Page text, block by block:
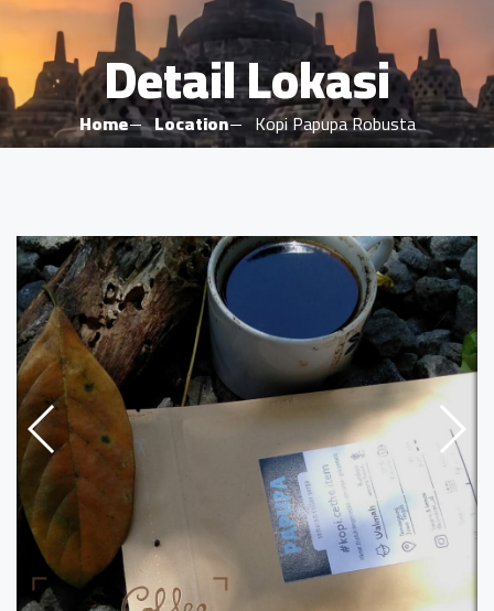
Detail Lokasi
Home Location Kopi Papupa Robusta